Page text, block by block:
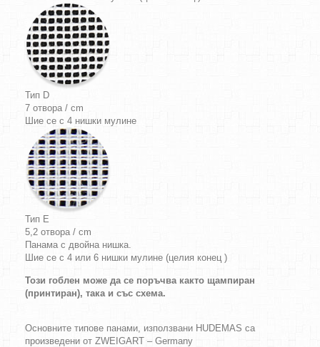
Тип D
7 отвора / cm
Шие се с 4 нишки мулине
Тип E
5,2 отвора / cm
Панама с двойна нишка.
Шие се с 4 или 6 нишки мулине (целия конец )
Този гоблен може да се поръчва както щампиран
(принтиран), така и със схема.
Основните типове панами, използвани HUDEMAS са
произведени от ZWEIGART – Germany